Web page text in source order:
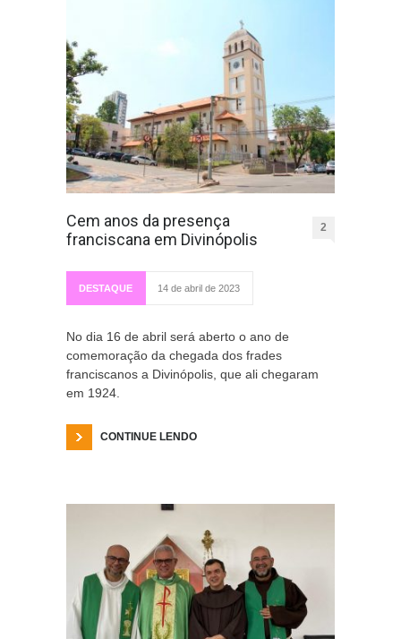
Cem anos da presença
franciscana em Divinópolis
2
DESTAQUE 14 de abril de 2023
No dia 16 de abril será aberto o ano de
comemoração da chegada dos frades
franciscanos a Divinópolis, que ali chegaram
em 1924.
CONTINUE LENDO